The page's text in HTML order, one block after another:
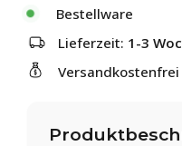
Bestellware
Lieferzeit: 1-3
Versandkostenfrei